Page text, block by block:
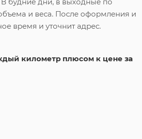
и веса. После оформления и
время и уточнит адрес.
километр плюсом к цене за